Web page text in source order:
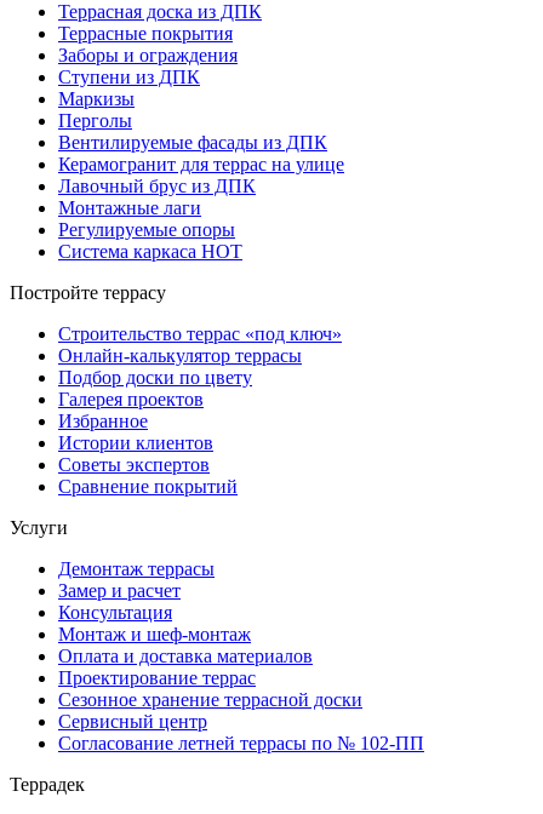
Террасная доска из ДПК
Террасные покрытия
Заборы и ограждения
Ступени из ДПК
Маркизы
Перголы
Вентилируемые фасады из ДПК
Керамогранит для террас на улице
Лавочный брус из ДПК
Монтажные лаги
Регулируемые опоры
Система каркаса НОТ
Постройте террасу
Строительство террас «под ключ»
Онлайн-калькулятор террасы
Подбор доски по цвету
Галерея проектов
Избранное
Истории клиентов
Советы экспертов
Сравнение покрытий
Услуги
Демонтаж террасы
Замер и расчет
Консультация
Монтаж и шеф-монтаж
Оплата и доставка материалов
Проектирование террас
Сезонное хранение террасной доски
Сервисный центр
Согласование летней террасы по № 102-ПП
Террадек